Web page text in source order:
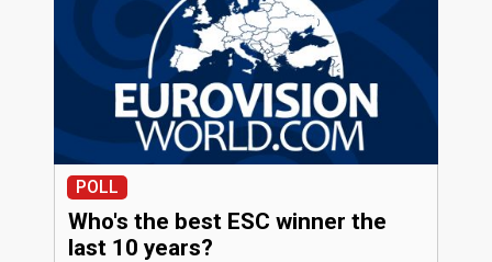
POLL
Who's the best ESC winner the
last 10 years?